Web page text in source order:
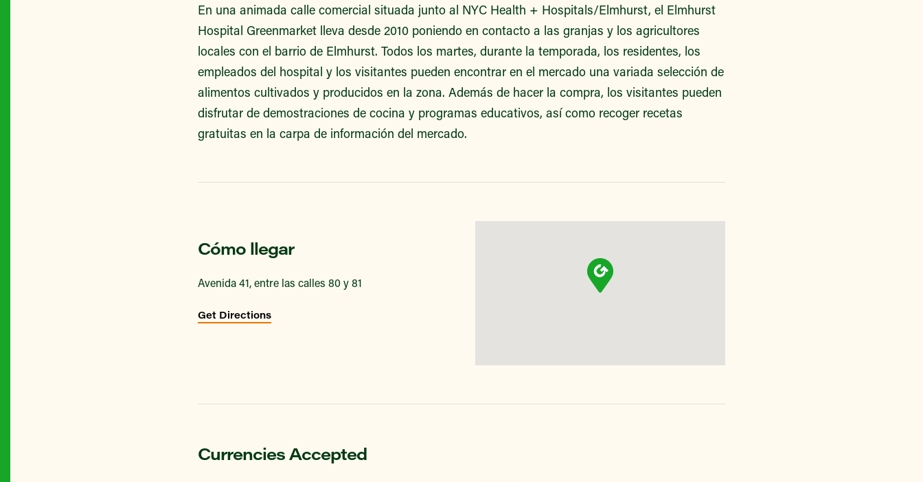
En una animada calle comercial situada junto al NYC Health + Hospitals/Elmhurst, el Elmhurst
Hospital Greenmarket lleva desde 2010 poniendo en contacto a las granjas y los agricultores
locales con el barrio de Elmhurst. Todos los martes, durante la temporada, los residentes, los
empleados del hospital y los visitantes pueden encontrar en el mercado una variada selección de
alimentos cultivados y producidos en la zona. Además de hacer la compra, los visitantes pueden
disfrutar de demostraciones de cocina y programas educativos, así como recoger recetas
gratuitas en la carpa de información del mercado.
Cómo llegar
Avenida 41, entre las calles 80 y 81
Get Directions
Currencies Accepted